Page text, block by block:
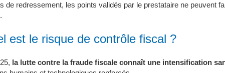
de redressement, les points validés par le prestataire ne peuvent
est le risque de contrôle fiscal ?
la lutte contre la fraude fiscale connaît une intensification